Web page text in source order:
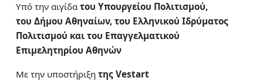
Υπό την αιγίδατου Υπουργείου Πολιτισμού,
του Δήμου Αθηναίων, του Ελληνικού Ιδρύματος
Πολιτισμού και του Επαγγελματικού
Επιμελητηρίου Αθηνών
Με την υποστήριξη τηςVestart